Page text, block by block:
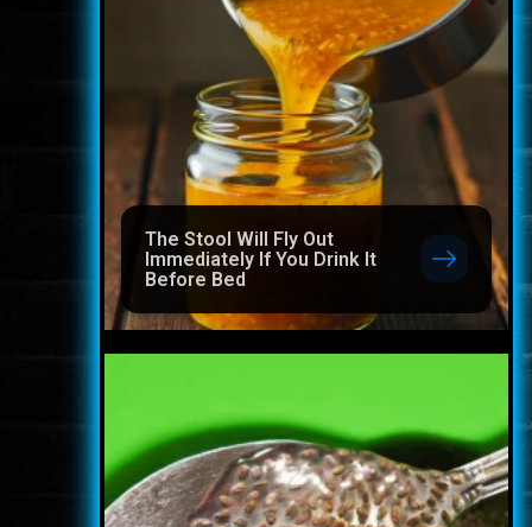
The Stool Will Fly Out
Immediately If You Drink It
Before Bed